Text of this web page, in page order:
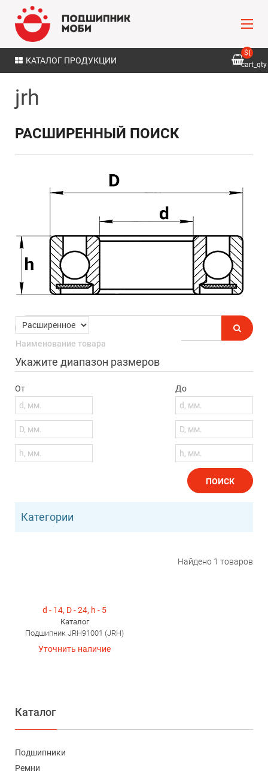
КАТАЛОГ ПРОДУКЦИИ
${
cart_qty
jrh
РАСШИРЕННЫЙ ПОИСК
Укажите диапазон размеров
От До
ПОИСК
Категории
Найдено 1 товаров
d - 14, D - 24, h - 5
Каталог
Подшипник JRH91001 (JRH)
Уточнить наличие
Каталог
Подшипники
Ремни